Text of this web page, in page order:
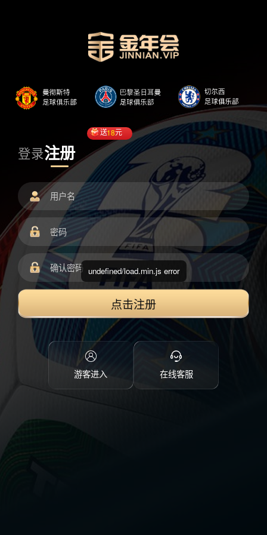
登录注册
送18元
点击注册
游客进入 在线客服
undefined/load.min.js error